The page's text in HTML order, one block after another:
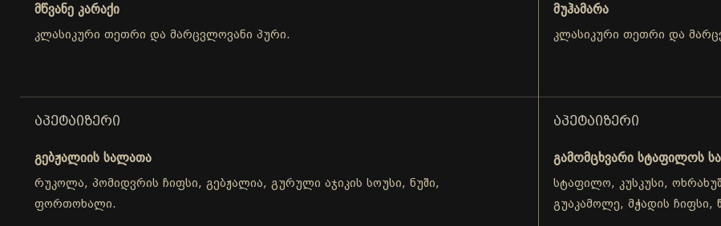
მწვანე კარაქი
კლასიკური თეთრი და მარცვლოვანი პური.
ᲐᲞᲔᲢᲐᲘᲖᲔᲠᲘ
გებჟალიის სალათა
რუკოლა, პომიდვრის ჩიფსი, გებჟალია, გურული აჯიკის სოუსი, ნუში,
ფორთოხალი.
მუჰამარა
კლასიკური თეთრი და
ᲐᲞᲔᲢᲐᲘᲖᲔᲠᲘ
გამომცხვარი სტაფილოს
სტაფილო, კუსკუსი,
გუაკამოლე, მჭადის ჩიფსი,